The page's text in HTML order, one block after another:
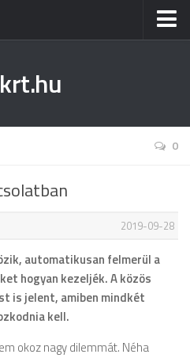
0
2019-09-28
automatikusan felmerül a
hogyan kezeljék. A közös
is jelent, amiben mindkét
kell.
okoz nagy dilemmát. Néha